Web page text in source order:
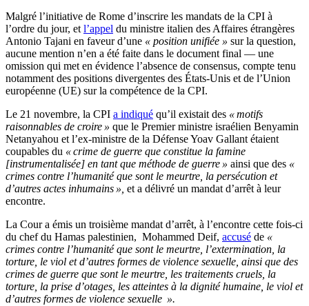
Malgré l’initiative de Rome d’inscrire les mandats de la CPI à
l’ordre du jour, et l’appel du ministre italien des Affaires étrangères
Antonio Tajani en faveur d’une « position unifiée » sur la question,
aucune mention n’en a été faite dans le document final — une
omission qui met en évidence l’absence de consensus, compte tenu
notamment des positions divergentes des États-Unis et de l’Union
européenne (UE) sur la compétence de la CPI.
Le 21 novembre, la CPI a indiqué qu’il existait des « motifs
raisonnables de croire » que le Premier ministre israélien Benyamin
Netanyahou et l’ex-ministre de la Défense Yoav Gallant étaient
coupables du « crime de guerre que constitue la famine
[instrumentalisée] en tant que méthode de guerre » ainsi que des «
crimes contre l’humanité que sont le meurtre, la persécution et
d’autres actes inhumains » et a délivré un mandat d’arrêt à leur
encontre.
La Cour a émis un troisième mandat d’arrêt, à l’encontre cette fois-ci
du chef du Hamas palestinien, Mohammed Deif, accusé de «
crimes contre l’humanité que sont le meurtre, l’extermination, la
torture, le viol et d’autres formes de violence sexuelle, ainsi que des
crimes de guerre que sont le meurtre, les traitements cruels, la
torture, la prise d’otages, les atteintes à la dignité humaine, le viol et
d’autres formes de violence sexuelle ».